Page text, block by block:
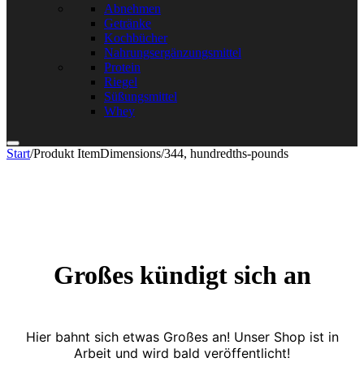
Abnehmen
Getränke
Kochbücher
Nahrungsergänzungsmittel
Protein
Riegel
Süßungsmittel
Whey
Start/Produkt ItemDimensions/344, hundredths-pounds
Großes kündigt sich an
Hier bahnt sich etwas Großes an! Unser Shop ist in
Arbeit und wird bald veröffentlicht!